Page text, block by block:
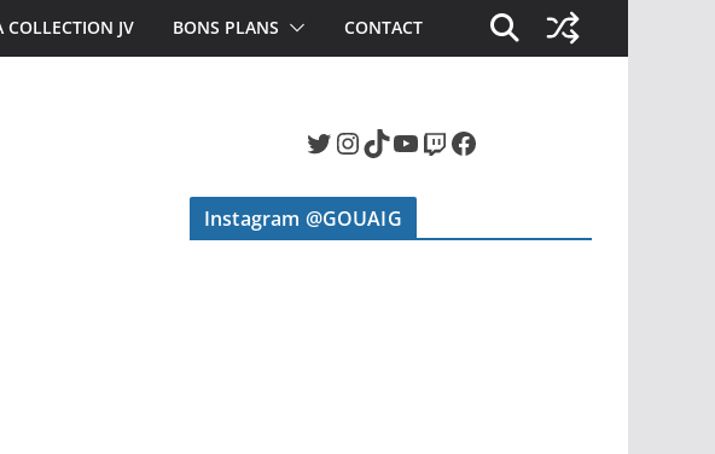
COLLECTION JV BONS PLANS CONTACT
Twitter InstagramTikTok YouTube Twitch Facebook
Instagram @GOUAIG